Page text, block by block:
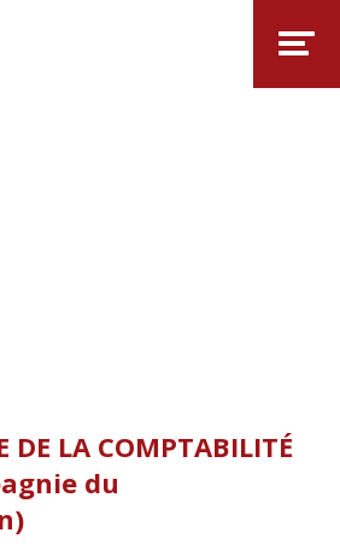
DE LA COMPTABILITÉ
du